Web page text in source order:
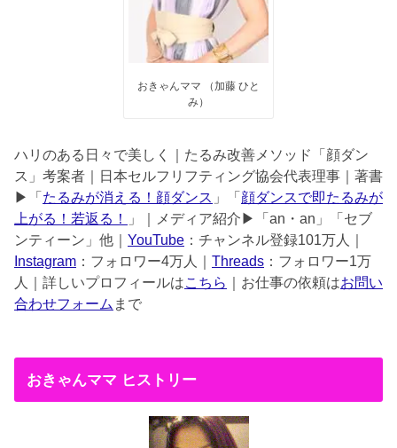
おきゃんママ （加藤 ひと
み）
ハリのある日々で美しく｜たるみ改善メソッド「顔ダン
ス」考案者｜日本セルフリフティング協会代表理事｜著書
▶︎「 たるみが消える！顔ダンス 」「 顔ダンスで即たるみが
上がる！若返る！
」｜メディア紹介▶︎「an・an」「セブ
ンティーン」他｜ YouTube ：チャンネル登録101万人｜
Instagram ：フォロワー4万人｜ Threads ：フォロワー1万
人｜詳しいプロフィールはこちら ｜お仕事の依頼はお問い
合わせフォーム まで
おきゃんママ ヒストリー